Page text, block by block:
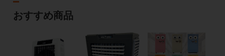
おすすめ商品